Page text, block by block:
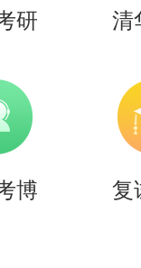
出示本科
绩单原件
公章的认
研 清
博 复